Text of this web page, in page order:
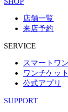
店舗一覧
来店予約
SERVICE
スマートワ
ワンチケッ
公式アプリ
SUPPORT